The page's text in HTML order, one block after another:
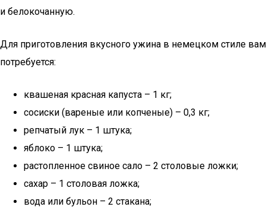
и белокочанную.
Для приготовления вкусного ужина в немецком стиле вам
потребуется:
квашеная красная капуста – 1 кг;
сосиски (вареные или копченые) – 0,3 кг;
репчатый лук – 1 штука;
яблоко – 1 штука;
растопленное свиное сало – 2 столовые ложки;
сахар – 1 столовая ложка;
вода или бульон – 2 стакана;